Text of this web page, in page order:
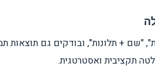
+ תלונות", ובודקים גם תוצאות
תקציבית ואסטרטגית.